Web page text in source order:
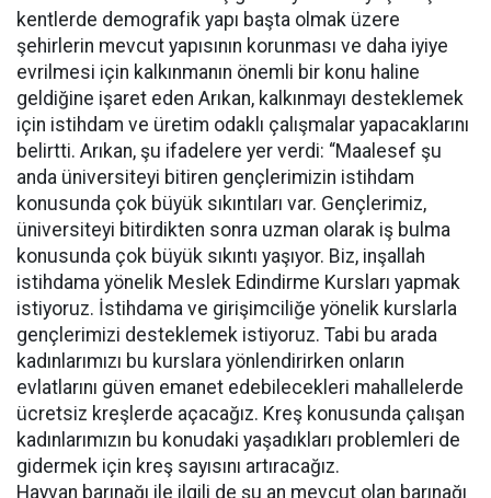
kentlerde demografik yapı başta olmak üzere
şehirlerin mevcut yapısının korunması ve daha iyiye
evrilmesi için kalkınmanın önemli bir konu haline
geldiğine işaret eden Arıkan, kalkınmayı desteklemek
için istihdam ve üretim odaklı çalışmalar yapacaklarını
belirtti. Arıkan, şu ifadelere yer verdi: “Maalesef şu
anda üniversiteyi bitiren gençlerimizin istihdam
konusunda çok büyük sıkıntıları var. Gençlerimiz,
üniversiteyi bitirdikten sonra uzman olarak iş bulma
konusunda çok büyük sıkıntı yaşıyor. Biz, inşallah
istihdama yönelik Meslek Edindirme Kursları yapmak
istiyoruz. İstihdama ve girişimciliğe yönelik kurslarla
gençlerimizi desteklemek istiyoruz. Tabi bu arada
kadınlarımızı bu kurslara yönlendirirken onların
evlatlarını güven emanet edebilecekleri mahallelerde
ücretsiz kreşlerde açacağız. Kreş konusunda çalışan
kadınlarımızın bu konudaki yaşadıkları problemleri de
gidermek için kreş sayısını artıracağız.
Hayvan barınağı ile ilgili de şu an mevcut olan barınağı